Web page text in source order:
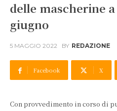
delle mascherine
giugno
5 MAGGIO 2022 BY REDAZIONE
Facebook X
Con provvedimento in corso di